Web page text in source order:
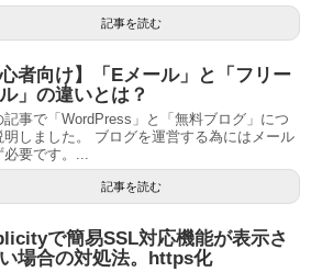
記事を読む
心者向け】「Eメール」と「フリー
」の違いとは？
記事で「WordPress」と「無料ブログ」につ
明しました。 ブログを運営する為にはメール
要です。...
記事を読む
で簡易SSL対応機能が表示さ
場合の対処法。https化